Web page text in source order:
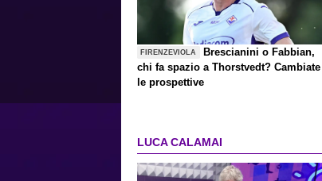
FIRENZEVIOLA
Brescianini o Fabbian,
chi fa spazio a Thorstvedt? Cambiate
le prospettive
LUCA CALAMAI